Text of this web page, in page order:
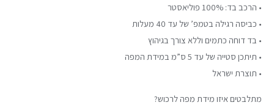
• הרכב בד: 100% פוליאסטר
• כביסה רגילה בטמפ’ של עד 40 מעלות
• בד דוחה כתמים וללא צורך בגיהוץ
• תיתכן סטייה של עד 5 ס”מ במידת המפה
• תוצרת ישראל
מתלבטים איזו מידת מפה לרכוש?